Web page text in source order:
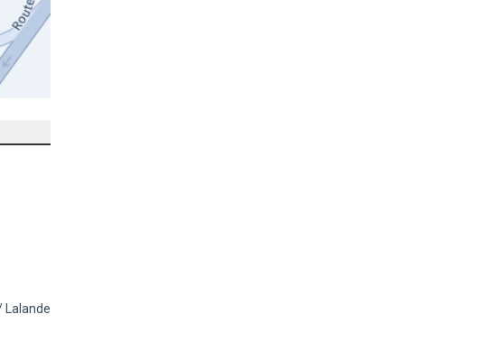
/ Ginestous-Sesquières / Lalande
Lalande